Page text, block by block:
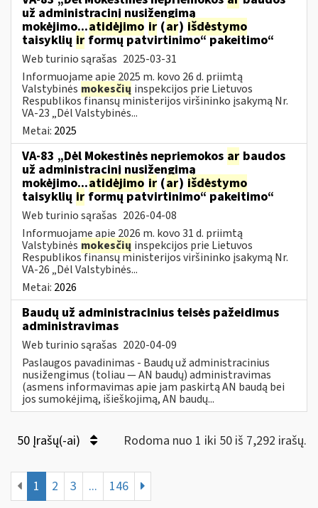
už administracinį nusižengimą
mokėjimo...atidėjimo ir (ar) išdėstymo
taisyklių ir formų patvirtinimo“ pakeitimo“
Web turinio sąrašas 2025-03-31
Informuojame apie 2025 m. kovo 26 d. priimtą
Valstybinės mokesčių inspekcijos prie Lietuvos
Respublikos finansų ministerijos viršininko įsakymą Nr.
VA-23 „Dėl Valstybinės...
Metai: 2025
VA-83 „Dėl Mokestinės nepriemokos ar baudos
už administracinį nusižengimą
mokėjimo...atidėjimo ir (ar) išdėstymo
taisyklių ir formų patvirtinimo“ pakeitimo“
Web turinio sąrašas 2026-04-08
Informuojame apie 2026 m. kovo 31 d. priimtą
Valstybinės mokesčių inspekcijos prie Lietuvos
Respublikos finansų ministerijos viršininko įsakymą Nr.
VA-26 „Dėl Valstybinės...
Metai: 2026
Baudų už administracinius teisės pažeidimus
administravimas
Web turinio sąrašas 2020-04-09
Paslaugos pavadinimas - Baudų už administracinius
nusižengimus (toliau — AN baudų) administravimas
(asmens informavimas apie jam paskirtą AN baudą bei
jos sumokėjimą, išieškojimą, AN baudų...
50 Įrašų(-ai) Rodoma nuo 1 iki 50 iš 7,292 irašų.
1 2 3 ... 146